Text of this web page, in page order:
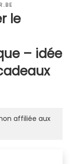
le
– idée
affiliée aux